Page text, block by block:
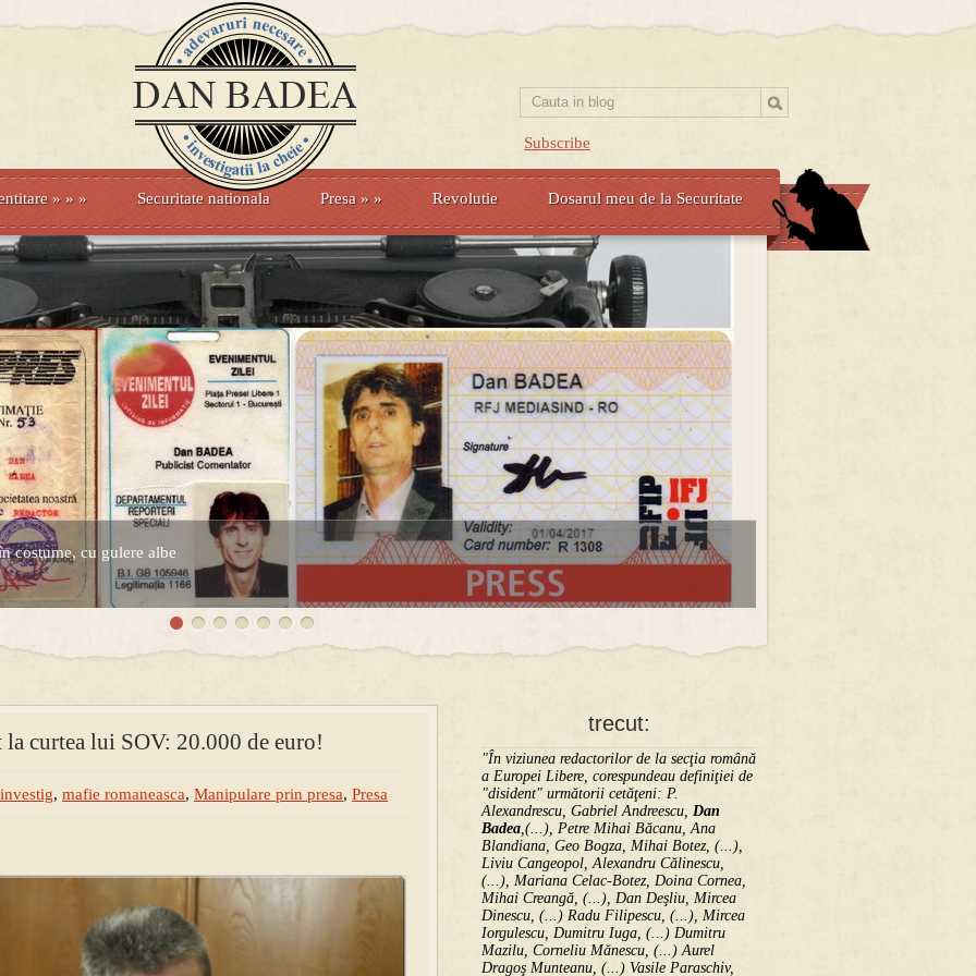
Subscribe
» » » Securitate nationala Presa » » Revolutie Dosarul meu de la Securitate
costume, cu gulere albe
controversatele conturi secrete ale Securitatii.
trecut:
"În viziunea redactorilor de la secţia română
a Europei Libere, corespundeau definiţiei de
"disident" următorii ce­tă­ţeni: P.
Alexandrescu, Gabriel Andreescu, Dan
Badea,(...), Petre Mihai Băcanu, Ana
Blandiana, Geo Bogza, Mihai Botez, (...),
Liviu Cangeopol, Alexandru Călinescu,
(...), Mariana Celac-Botez, Doina Cornea,
Mihai Creangă, (...), Dan Deşliu, Mircea
Dinescu, (...) Radu Filipescu, (...), Mircea
Iorgulescu, Dumitru Iuga, (...) Dumitru
Mazilu, Corneliu Mănescu, (...) Aurel
Dragoş Munteanu, (...) Vasile Paraschiv,
la curtea lui SOV: 20.000 de euro!
investig, mafie romaneasca, Manipulare prin presa, Presa